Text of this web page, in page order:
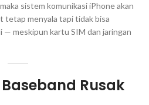
sistem komunikasi iPhone akan
tetap menyala tapi tidak bisa
— meskipun kartu SIM dan jaringan
Rusak